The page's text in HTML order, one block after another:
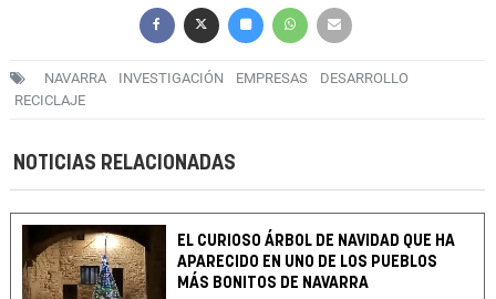
NAVARRA INVESTIGACIÓN EMPRESAS
DESARROLLO
RECICLAJE
NOTICIAS RELACIONADAS
EL CURIOSO ÁRBOL DE NAVIDAD QUE HA
APARECIDO EN UNO DE LOS PUEBLOS
MÁS BONITOS DE NAVARRA